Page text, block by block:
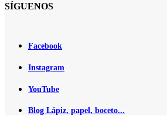
SÍGUENOS
Facebook
Instagram
YouTube
Blog Lápiz, papel, boceto...